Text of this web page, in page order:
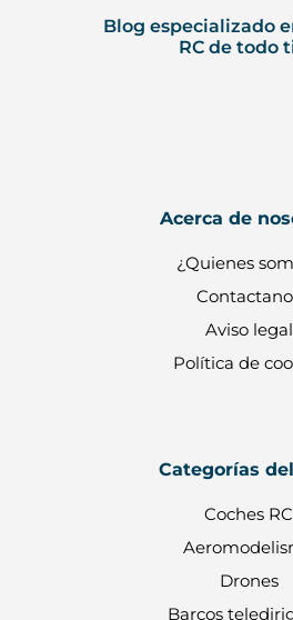
o
k
-
r
a
Blog especializado
RC de todo
Acerca de
¿Quienes
Aviso legal
Política de
Categorías
Coches RC
Drones
Barcos